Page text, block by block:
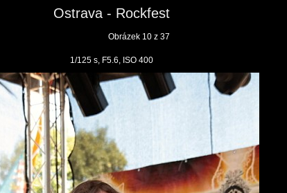
Ostrava - Rockfest
Obrázek 10 z 37
1/125 s, F5.6, ISO 400